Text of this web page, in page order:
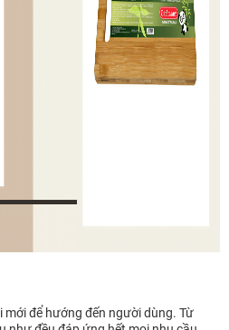
để hướng đến người dùng. Từ